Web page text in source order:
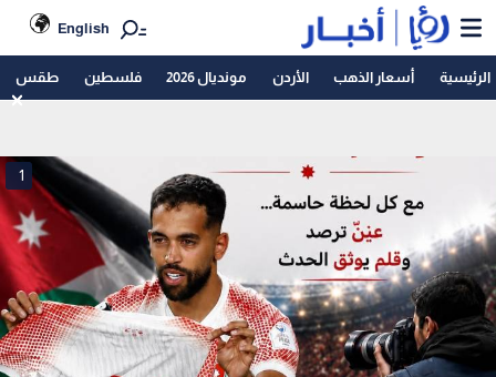
English
الرئيسية أسعار الذهب الأردن مونديال 2026 فلسطين طقس
1